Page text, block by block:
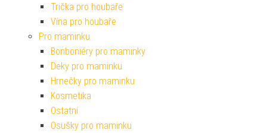
Trička pro houbaře
Vína pro houbaře
Pro maminku
Bonboniéry pro maminky
Deky pro maminku
Hrnečky pro maminku
Kosmetika
Ostatní
Osušky pro maminku